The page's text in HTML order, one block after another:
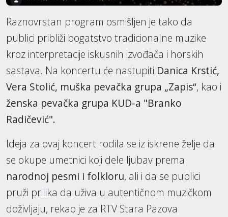
Raznovrstan program osmišljen je tako da
publici približi bogatstvo tradicionalne muzike
kroz interpretacije iskusnih izvođača i horskih
sastava. Na koncertu će nastupiti Danica Krstić,
Vera Stolić, muška pevačka grupa „Zapis“, kao i
ženska pevačka grupa KUD-a "Branko
Radičević".
Ideja za ovaj koncert rodila se iz iskrene želje da
se okupe umetnici koji dele ljubav prema
narodnoj pesmi i folkloru, ali i da se publici
pruži prilika da uživa u autentičnom muzičkom
doživljaju, rekao je za RTV Stara Pazova